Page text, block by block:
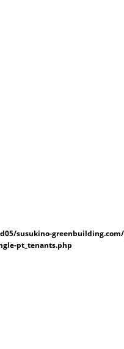
susukino-
pt_tenants.php